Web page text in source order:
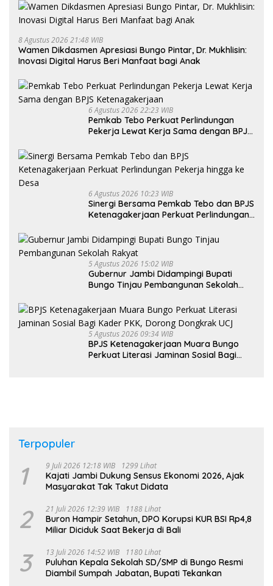
8 Agustus 2026 21:48 WIB
Wamen Dikdasmen Apresiasi Bungo Pintar, Dr. Mukhlisin:
Inovasi Digital Harus Beri Manfaat bagi Anak
6 Agustus 2026 22:23 WIB
Pemkab Tebo Perkuat Perlindungan
Pekerja Lewat Kerja Sama dengan BPJS
6 Agustus 2026 10:23 WIB
Sinergi Bersama Pemkab Tebo dan BPJS
Ketenagakerjaan Perkuat Perlindungan
5 Agustus 2026 15:02 WIB
Gubernur Jambi Didampingi Bupati
Bungo Tinjau Pembangunan Sekolah
5 Agustus 2026 09:34 WIB
BPJS Ketenagakerjaan Muara Bungo
Perkuat Literasi Jaminan Sosial Bagi
Terpopuler
1 9 Juli 2026 12:18 WIB 1299 Lihat
Kajati Jambi Dukung Sensus Ekonomi 2026, Ajak
Masyarakat Tak Takut Didata
2 21 Juli 2026 12:39 WIB 1188 Lihat
Buron Hampir Setahun, DPO Korupsi KUR BSI Rp4,8
Miliar Diciduk Saat Bekerja di Bali
3 13 Juli 2026 14:52 WIB 1180 Lihat
Puluhan Kepala Sekolah SD/SMP di Bungo Resmi
Diambil Sumpah Jabatan, Bupati Tekankan